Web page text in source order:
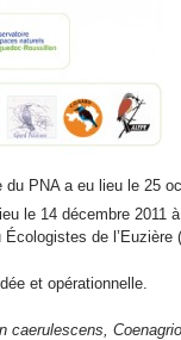
PNA a eu lieu le 25
le 14 décembre 2011
de l’Euzière
et opérationnelle.
caerulescens,